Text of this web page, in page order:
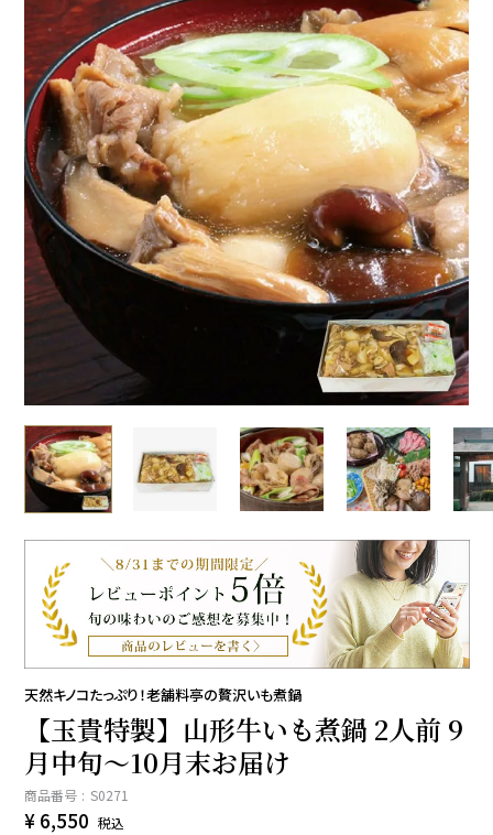
天然キノコたっぷり！老舗料亭の贅沢いも煮鍋
【玉貴特製】山形牛いも煮鍋 2人前 9
月中旬～10月末お届け
商品番号 S0271
¥ 6,550 税込